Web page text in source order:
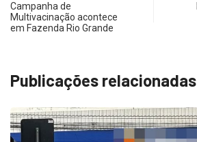
Campanha de
Multivacinação acontece
em Fazenda Rio Grande
Publicações relacionadas